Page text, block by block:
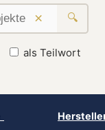
× 🔍
als Teilwort